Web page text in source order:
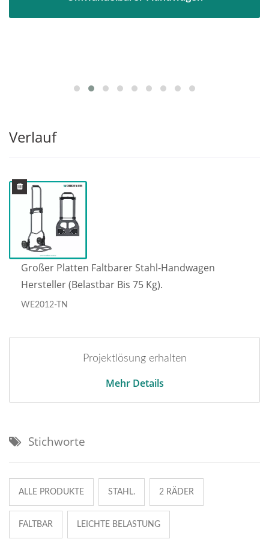
Verlauf
Großer Platten Faltbarer Stahl-Handwagen
Hersteller (belastbar Bis 75 Kg).
WE2012-TN
Projektlösung erhalten
Mehr Details
Stichworte
ALLE PRODUKTE STAHL. 2 RÄDER
FALTBAR LEICHTE BELASTUNG